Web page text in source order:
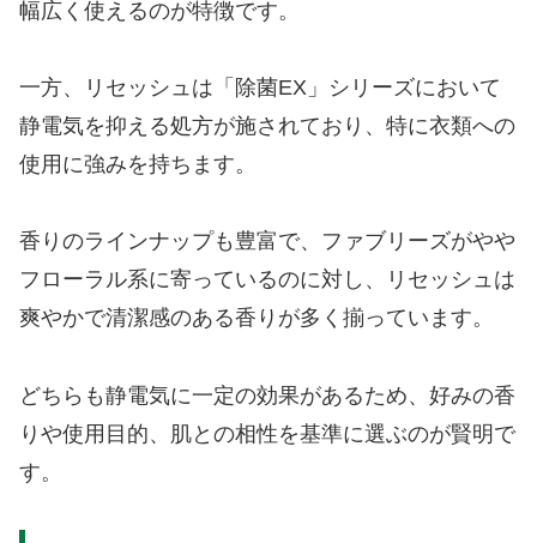
幅広く使えるのが特徴です。
一方、リセッシュは「除菌EX」シリーズにおいて
静電気を抑える処方が施されており、特に衣類への
使用に強みを持ちます。
香りのラインナップも豊富で、ファブリーズがやや
フローラル系に寄っているのに対し、リセッシュは
爽やかで清潔感のある香りが多く揃っています。
どちらも静電気に一定の効果があるため、好みの香
りや使用目的、肌との相性を基準に選ぶのが賢明で
す。